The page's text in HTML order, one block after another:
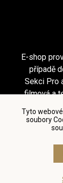
Tyto
soubory
E-shop
případě
Sekci Pro
filmová a